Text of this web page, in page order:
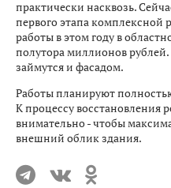
практически насквозь.
первого этапа комплексной
работы в этом году в
полутора миллионов
займутся и фасадом.
Работы планируют
К процессу восстановления
внимательно - чтобы
внешний облик здания.